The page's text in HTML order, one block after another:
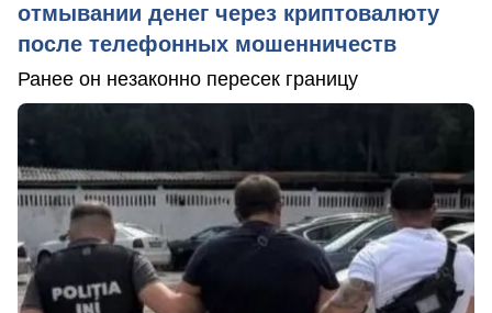
отмывании денег через криптовалюту
после телефонных мошенничеств
Ранее он незаконно пересек границу